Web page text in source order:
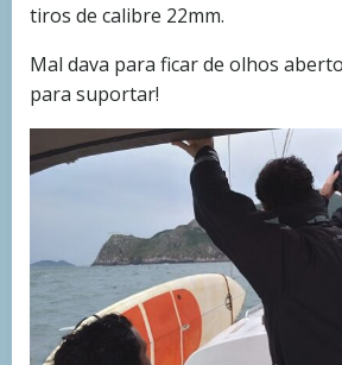
tiros de calibre 22mm.
Mal dava para ficar de olhos
para suportar!